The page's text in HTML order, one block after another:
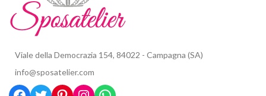
Viale della Democrazia 154, 84022 - Campagna (SA)
info@sposatelier.com